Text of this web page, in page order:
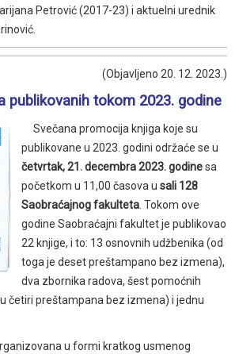
Petrović (2017-23) i aktuelni urednik
(Objavljeno 20. 12. 2023.)
publikovanih tokom 2023. godine
Svečana promocija knjiga koje su
publikovane u 2023. godini održaće se u
četvrtak, 21. decembra 2023. godinesa
početkom u 11,00 časova u sali 128
Saobraćajnog fakulteta . Tokom ove
godine Saobraćajni fakultet je publikovao
22 knjige, i to: 13 osnovnih udžbenika (od
toga je deset preštampano bez izmena),
dva zbornika radova, šest pomoćnih
četiri preštampana bez izmena) i jednu
u formi kratkog usmenog